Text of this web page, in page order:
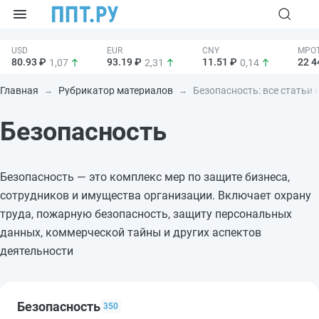
80.93 ₽ 1,07 93.19 ₽ 2,31 11.51 ₽ 0,14 22
Главная Рубрикатор материалов Безопасность: все
Безопасность
Безопасность — это комплекс мер по защите бизнеса,
сотрудников и имущества организации. Включает охрану
труда, пожарную безопасность, защиту персональных
данных, коммерческой тайны и других аспектов
деятельности
Безопасность 350